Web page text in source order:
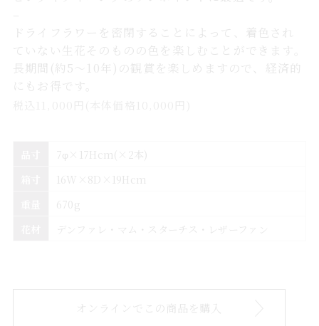
ドライフラワーを密閉することによって、着色され
ていない生花そのものの色を楽しむことができます。
長期間(約5〜10年)の観賞を楽しめますので、経済的
にもお得です。
7φ×17Hcm(×2本)
16W×8D×19Hcm
670g
デンファレ・マム・スターチス・レザーファン
オンラインでこの商品を購入